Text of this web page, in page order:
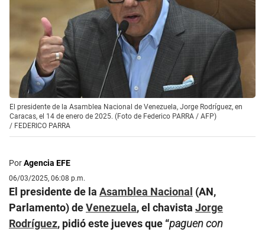
El presidente de la Asamblea Nacional de Venezuela, Jorge Rodríguez, en
Caracas, el 14 de enero de 2025. (Foto de Federico PARRA / AFP)
/ FEDERICO PARRA
PorAgencia EFE
06/03/2025, 06:08 p.m.
El presidente de la Asamblea Nacional (AN,
Parlamento) deVenezuela, el chavista Jorge
Rodríguez, pidió este jueves que “paguen con